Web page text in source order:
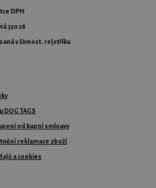
DPH
330 26
v živnost. rejstříku
DOG TAGS
od kupní smlouvy
reklamace zboží
a cookies